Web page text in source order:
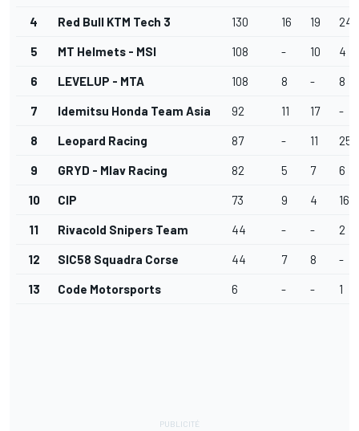
4 Red Bull KTM Tech 3 130 16 19 24
5 MT Helmets - MSI 108 - 10 4
6 LEVELUP - MTA 108 8 - 8
7 Idemitsu Honda Team Asia 92 11 17 -
8 Leopard Racing 87 - 11 25
9 GRYD - Mlav Racing 82 5 7 6
10 CIP 73 9 4 16
11 Rivacold Snipers Team 44 - - 2
12 SIC58 Squadra Corse 44 7 8 -
13 Code Motorsports 6 - - 1